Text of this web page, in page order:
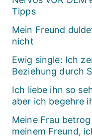
Tipps
Mein Freund
nicht
Ewig single: Ich
Beziehung durch
Ich liebe ihn so
aber ich begehre
Meine Frau
meinem Freund,